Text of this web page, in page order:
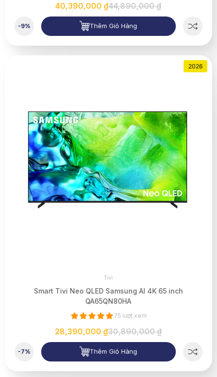
40,390,000 ₫44,890,000 ₫
-9% Thêm Giỏ Hàng
2026
Tivi
Smart Tivi Neo QLED Samsung AI 4K 65 inch
QA65QN80HA
75 lượt xem
28,390,000 ₫30,890,000 ₫
-7% Thêm Giỏ Hàng